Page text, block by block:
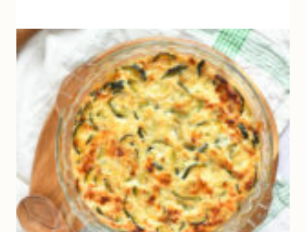
ÉPAISSE
À
LA
FARINE
DE
POIS
CHICHE
–
CUISSON
AU
FOUR